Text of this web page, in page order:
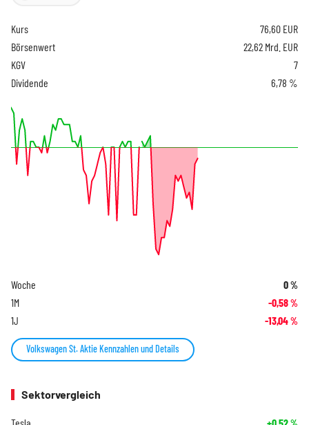
Kurs 76,60 EUR
Börsenwert
22,62 Mrd. EUR
KGV
7
Dividende
6,78 %
Woche 0%
1M -0,58%
1J -13,04%
Volkswagen St. Aktie Kennzahlen und Details
Sektorvergleich